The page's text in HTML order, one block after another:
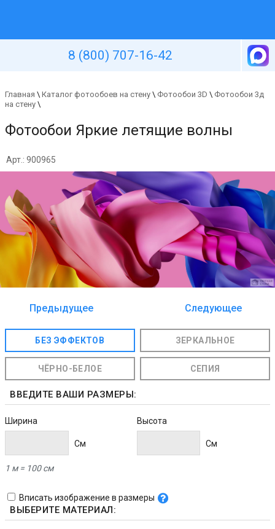
8 (800) 707-16-42
Главная \ Каталог фотообоев на стену \ Фотообои 3D \ Фотообои 3д
на стену \
Фотообои Яркие летящие волны
Арт.: 900965
Предыдущее
Следующее
БЕЗ ЭФФЕКТОВ ЗЕРКАЛЬНОЕ
ЧЁРНО-БЕЛОЕ СЕПИЯ
ВВЕДИТЕ ВАШИ РАЗМЕРЫ:
Ширина
Cм
Высота
Cм
1 м = 100 см
Вписать изображение в размеры
ВЫБЕРИТЕ МАТЕРИАЛ: